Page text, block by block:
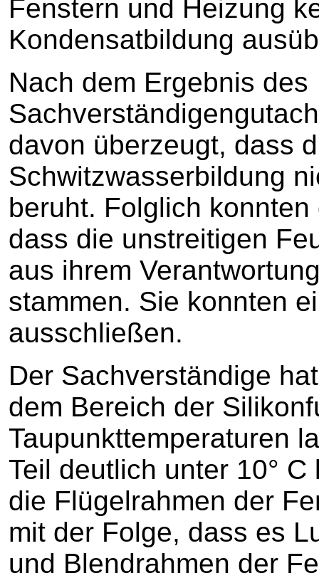
Fenstern und Heizung
Kondensatbildung
Nach dem Ergebnis des
davon überzeugt, dass
Schwitzwasserbildung
beruht. Folglich
dass die unstreitigen
aus ihrem
stammen. Sie konnten
ausschließen.
Der Sachverständige
dem Bereich der
Taupunkttemperaturen
Teil deutlich unter 10°
die Flügelrahmen der
mit der Folge, dass es
und Blendrahmen der